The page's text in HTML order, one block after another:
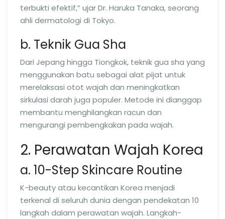
terbukti efektif,” ujar Dr. Haruka Tanaka, seorang
ahli dermatologi di Tokyo.
b. Teknik Gua Sha
Dari Jepang hingga Tiongkok, teknik gua sha yang
menggunakan batu sebagai alat pijat untuk
merelaksasi otot wajah dan meningkatkan
sirkulasi darah juga populer. Metode ini dianggap
membantu menghilangkan racun dan
mengurangi pembengkakan pada wajah.
2. Perawatan Wajah Korea
a. 10-Step Skincare Routine
K-beauty atau kecantikan Korea menjadi
terkenal di seluruh dunia dengan pendekatan 10
langkah dalam perawatan wajah. Langkah-